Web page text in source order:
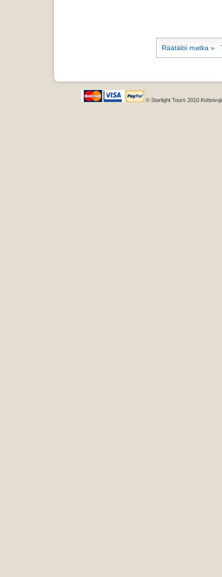
Räätälöi matka »
© Starlight Tours 2010